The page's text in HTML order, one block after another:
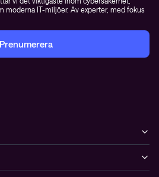
moderna IT-miljöer. Av experter, med fokus
Prenumerera